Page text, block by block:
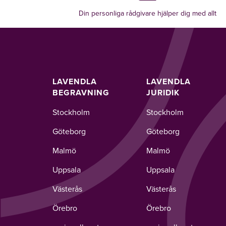
Din personliga rådgivare hjälper dig med allt
LAVENDLA
BEGRAVNING
Stockholm
Göteborg
Malmö
Uppsala
Västerås
Örebro
LAVENDLA
JURIDIK
Stockholm
Göteborg
Malmö
Uppsala
Västerås
Örebro